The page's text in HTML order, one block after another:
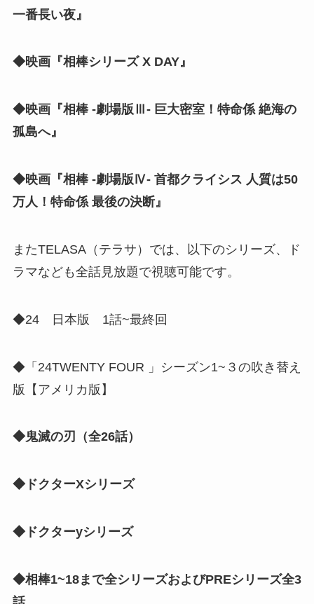
一番長い夜』
◆映画『相棒シリーズ X DAY』
◆映画『相棒 -劇場版Ⅲ- 巨大密室！特命係 絶海の
孤島へ』
◆映画『相棒 -劇場版Ⅳ- 首都クライシス 人質は50
万人！特命係 最後の決断』
またTELASA（テラサ）では、以下のシリーズ、ド
ラマなども全話見放題で視聴可能です。
◆24 日本版 1話~最終回
◆「24TWENTY FOUR 」シーズン1~３の吹き替え
版【アメリカ版】
◆鬼滅の刃（全26話）
◆ドクターXシリーズ
◆ドクターyシリーズ
◆相棒1~18まで全シリーズおよびPREシリーズ全3